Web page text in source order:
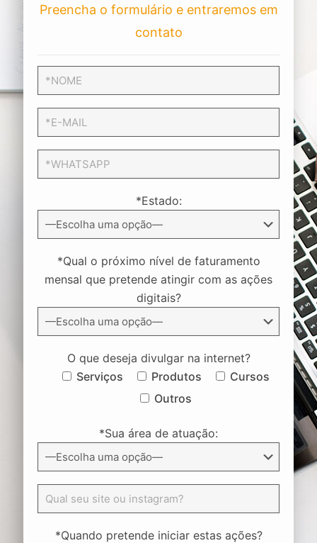
Preencha o formulário e entraremos em
contato
*Estado:
*Qual o próximo nível de faturamento
mensal que pretende atingir com as ações
digitais?
O que deseja divulgar na internet?
Serviços
Produtos
Cursos
Outros
*Sua área de atuação:
*Quando pretende iniciar estas ações?